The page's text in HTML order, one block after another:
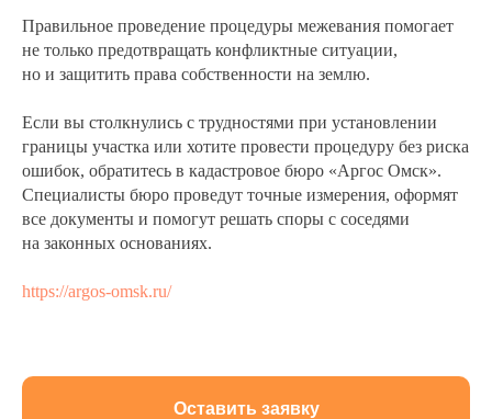
Правильное проведение процедуры межевания помогает
не только предотвращать конфликтные ситуации,
но и защитить права собственности на землю.
Если вы столкнулись с трудностями при установлении
границы участка или хотите провести процедуру без риска
ошибок, обратитесь в кадастровое бюро «Аргос Омск».
Специалисты бюро проведут точные измерения, оформят
все документы и помогут решать споры с соседями
на законных основаниях.
https://argos-omsk.ru/
Оставить заявку